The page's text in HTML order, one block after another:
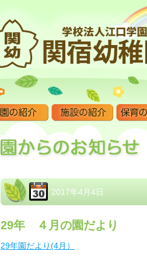
2017年4月4日
29年 ４月の園だより
29年園だより(4月）